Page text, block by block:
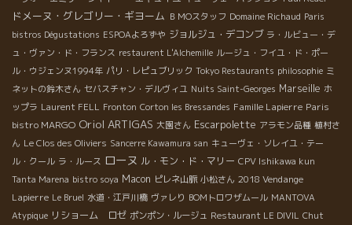
ドメーヌ・グレゴリー・ギヨーム ＢＭОスタッフ Domaine Richaud Paris
bistros Dégustations ESPOAよろずや ジョルジュ・デコンブ ラ・ルビュー・デ
ュ・ヴァン・ド・フランス restaurent L'Alchemille ルージュ・フイユ・ド・ポー
ル・ウジェンヌ1994年 パリ・レピュブリック Tokyo Restaurants philosophie ミ
ネットの鈴木さん セバスチャン・デルヴィユ Nuits Saint-Georges Marseille ホ
ップラ Laurent FELL Fronton Corton les Bressandes Famille Lapierre Paris
bistro MARGO Oriol ARTIGAS 大園さん Escarpolette アラモン品種 植村さ
ん Le Clos des Oliviers Sancerre Kawamura san キューヴェ・ソレイユ・テー
ル・クール ラ・ルース ローヌ ル・モン・ド・マリー CPV Ishikawa kun
Tanta Marena bistro soya Macon ピレネ山脈 小松さん 2018 Vendange
Lapierre Le Bruel 水道・江戸川橋 ヴァレり BOMトロワザムール MANTOVA
Atypique リショーム ロゼ ポンポン・ルージュ Restaurant LE DIVIL Chut